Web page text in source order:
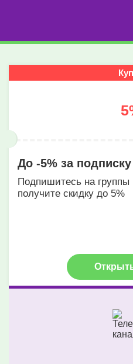
До -5% за
Подпишитесь на группы
получите скидку до 5%